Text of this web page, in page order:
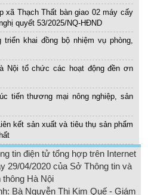
xã Thạch Thất bàn giao 02 máy cấy
quyết 53/2025/NQ-HĐND
khai đồng bộ nhiệm vụ phòng,
Nội tổ chức các hoạt động đền ơn
tiến thương mại nông nghiệp, sản
kết sản xuất và tiêu thụ sản phẩm
tin điện tử tổng hợp trên Internet
29/04/2020 của Sở Thông tin và
thông Hà Nội
Bà Nguyễn Thị Kim Quế - Giám